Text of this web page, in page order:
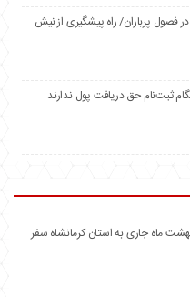
فصول پرباران/ راه پیشگیری از نیش
ثبت‌نام حق دریافت پول ندارند
ماه جاری به استان کرمانشاه سفر